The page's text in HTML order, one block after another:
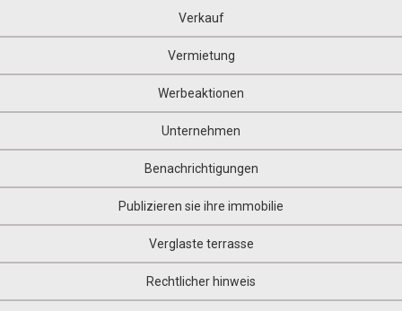
Verkauf
Vermietung
Werbeaktionen
Unternehmen
Benachrichtigungen
Publizieren sie ihre immobilie
Verglaste terrasse
Rechtlicher hinweis